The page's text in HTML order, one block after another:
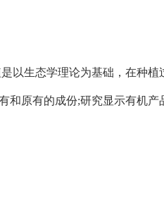
以生态学理论为基础，在种植
和原有的成份;研究显示有机产